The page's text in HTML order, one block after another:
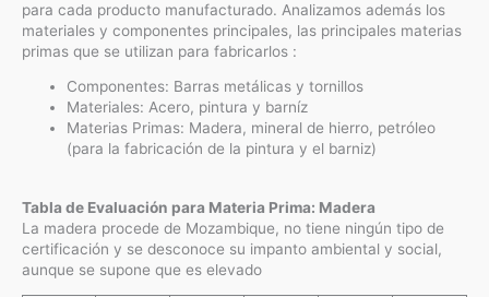
para cada producto manufacturado. Analizamos además los
materiales y componentes principales, las principales materias
primas que se utilizan para fabricarlos :
Componentes: Barras metálicas y tornillos
Materiales: Acero, pintura y barníz
Materias Primas: Madera, mineral de hierro, petróleo
(para la fabricación de la pintura y el barniz)
Tabla de Evaluación para Materia Prima: Madera
La madera procede de Mozambique, no tiene ningún tipo de
certificación y se desconoce su impanto ambiental y social,
aunque se supone que es elevado